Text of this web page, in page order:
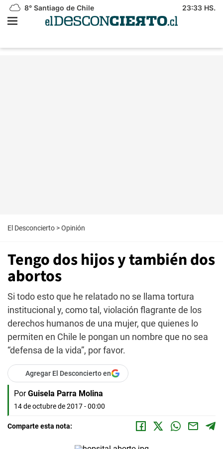
8° Santiago de Chile 23:33 HS.
El Desconcierto >Opinión
Tengo dos hijos y también dos
abortos
Si todo esto que he relatado no se llama tortura
institucional y, como tal, violación flagrante de los
derechos humanos de una mujer, que quienes lo
permiten en Chile le pongan un nombre que no sea
“defensa de la vida”, por favor.
Agregar El Desconcierto en
Por Guisela Parra Molina
14 de octubre de 2017 - 00:00
Comparte esta nota: